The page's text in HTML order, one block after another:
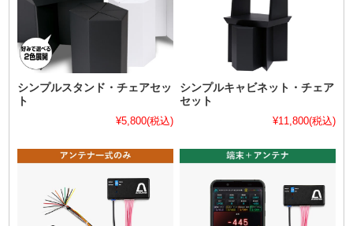
シンプルスタンド・チェアセッ
ト
¥5,800(税込)
シンプルキャビネット・チェア
セット
¥11,800(税込)